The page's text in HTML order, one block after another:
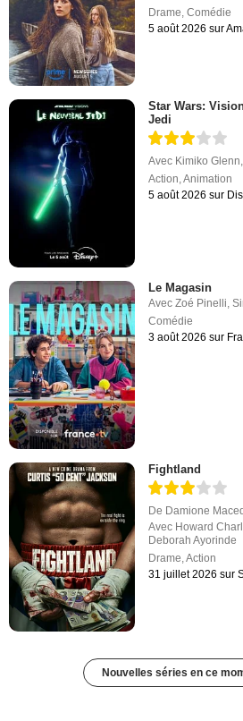
Drame,Comédie
5 août 2026 sur
Star Wars:
Jedi
Avec Kimiko Glenn
Action ,Animation
5 août 2026 sur
Le Magasin
AvecZoé Pinelli,
Comédie
3 août 2026 sur
Fightland
De Damione
Avec Howard
Deborah Ayorinde
Drame,Action
31 juillet 2026 sur
Nouvelles séries en ce